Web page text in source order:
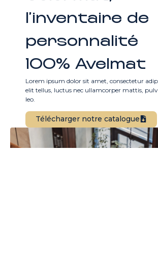
l’inventaire de
personnalité
100% Avelmat
Lorem ipsum dolor sit amet, consectetur
elit tellus, luctus nec ullamcorper mattis,
leo.
Télécharger notre catalogue